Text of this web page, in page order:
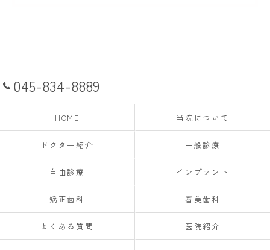
045-834-8889
HOME 当院について
ドクター紹介 一般診療
自由診療 インプラント
矯正歯科 審美歯科
よくある質問 医院紹介